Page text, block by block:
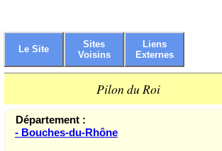
Le Site
Sites
Voisins
Liens
Externes
Pilon du Roi
Département :
- Bouches-du-Rhône